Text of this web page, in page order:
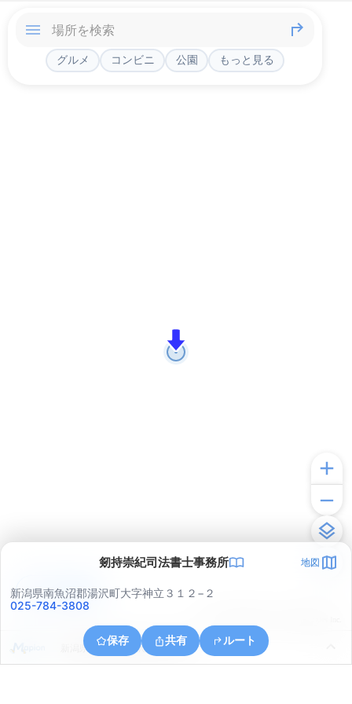
グルメ コンビニ 公園 もっと見る
剱持崇紀司法書士事務所 地図
新潟県南魚沼郡湯沢町大字神立３１２−２
025-784-3808
保存 共有 ルート
新潟県南魚沼郡湯沢町大字湯沢
アプリで見る